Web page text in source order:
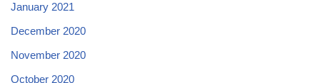
January 2021
December 2020
November 2020
October 2020